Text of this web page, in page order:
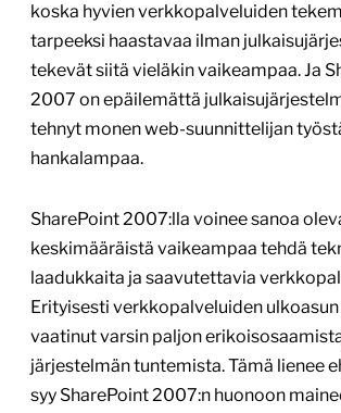
koska hyvien verkkopalveluiden
tarpeeksi haastavaa ilman
tekevät siitä vieläkin vaikeampaa. Ja
2007 on epäilemättä
tehnyt monen web-suunnittelijan
hankalampaa.
SharePoint 2007:lla voinee sanoa
keskimääräistä vaikeampaa tehdä
laadukkaita ja saavutettavia
Erityisesti verkkopalveluiden
vaatinut varsin paljon
järjestelmän tuntemista. Tämä lienee
syy SharePoint 2007:n huonoon